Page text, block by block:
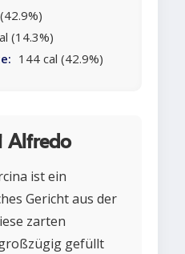
(14.3%)
144 cal (42.9%)
Alfredo
ist ein
Gericht aus der
zarten
gefüllt